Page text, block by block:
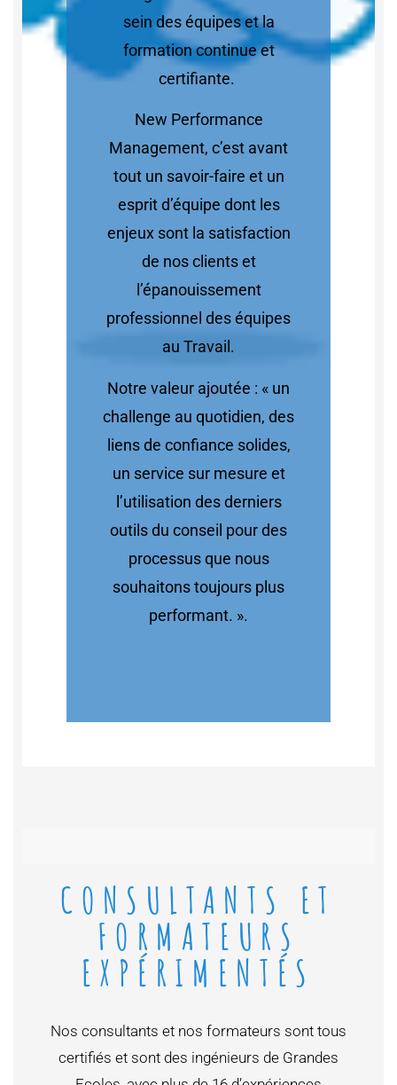
sein des équipes et la
formation continue et
certifiante.
New Performance
Management, c’est avant
tout un savoir-faire et un
esprit d’équipe dont les
enjeux sont la satisfaction
de nos clients et
l’épanouissement
professionnel des équipes
au Travail.
Notre valeur ajoutée : « un
challenge au quotidien, des
liens de confiance solides,
un service sur mesure et
l’utilisation des derniers
outils du conseil pour des
processus que nous
souhaitons toujours plus
performant. ».
CONSULTANTS ET
FORMATEURS
EXPÉRIMENTÉS
Nos consultants et nos formateurs sont tous
certifiés et sont des ingénieurs de Grandes